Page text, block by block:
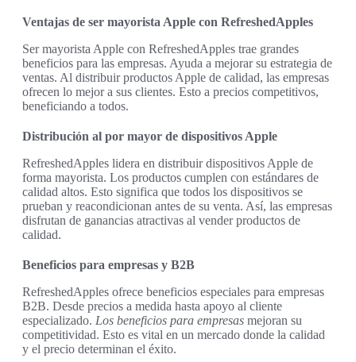
Ventajas de ser mayorista Apple con RefreshedApples
Ser mayorista Apple con RefreshedApples trae grandes
beneficios para las empresas. Ayuda a mejorar su estrategia de
ventas. Al distribuir productos Apple de calidad, las empresas
ofrecen lo mejor a sus clientes. Esto a precios competitivos,
beneficiando a todos.
Distribución al por mayor de dispositivos Apple
RefreshedApples lidera en distribuir dispositivos Apple de
forma mayorista. Los productos cumplen con estándares de
calidad altos. Esto significa que todos los dispositivos se
prueban y reacondicionan antes de su venta. Así, las empresas
disfrutan de ganancias atractivas al vender productos de
calidad.
Beneficios para empresas y B2B
RefreshedApples ofrece beneficios especiales para empresas
B2B. Desde precios a medida hasta apoyo al cliente
especializado. Los beneficios para empresas mejoran su
competitividad. Esto es vital en un mercado donde la calidad
y el precio determinan el éxito.